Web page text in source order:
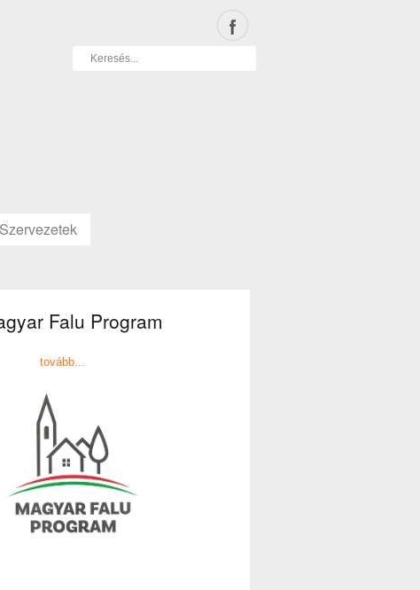
Szervezetek
Falu Program
tovább...